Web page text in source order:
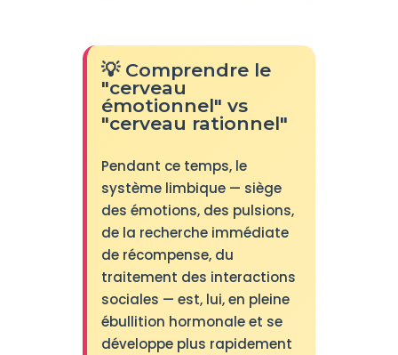
💡 Comprendre le
"cerveau
émotionnel" vs
"cerveau rationnel"
Pendant ce temps, le
système limbique — siège
des émotions, des pulsions,
de la recherche immédiate
de récompense, du
traitement des interactions
sociales — est, lui, en pleine
ébullition hormonale et se
développe plus rapidement